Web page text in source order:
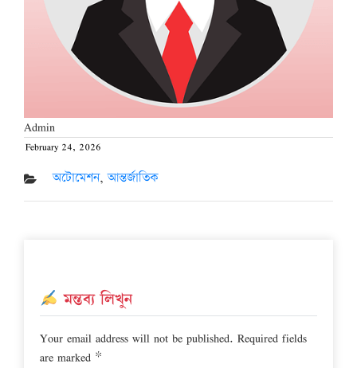
Admin
Posted
on
February 24, 2026
অটোমেশন,আন্তর্জাতিক
মন্তব্য লিখুন
Your email address will not be published. Required fields
are marked *